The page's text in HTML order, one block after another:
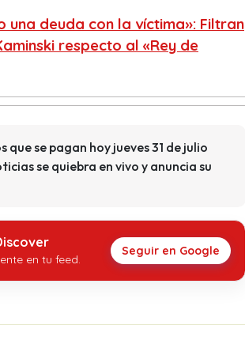
una deuda con la víctima»: Filtran
respecto al «Rey de
que se pagan hoy jueves 31 de julio
se quiebra en vivo y anuncia su
en tu feed.
Seguir en Google